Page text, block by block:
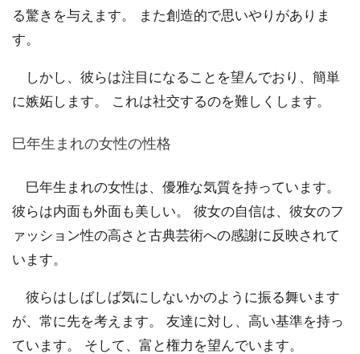
る驚きを与えます。 また創造的で思いやりがありま
す。
しかし、彼らは注目になることを望んでおり、簡単
に嫉妬します。 これは社交するのを難しくします。
巳年生まれの女性の性格
巳年生まれの女性は、優雅な気質を持っています。
彼らは内面も外面も美しい。 彼女の自信は、彼女のフ
ァッション性の高さと古典芸術への感謝に反映されて
います。
彼らはしばしば気にしないかのように振る舞います
が、常に先を考えます。 友達に対し、高い基準を持っ
ています。 そして、富と権力を望んでいます。